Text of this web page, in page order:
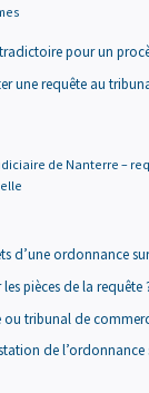
pour un
une requête au
de Nanterre –
d’une ordonnance
pièces de la requête
tribunal de
de l’ordonnance